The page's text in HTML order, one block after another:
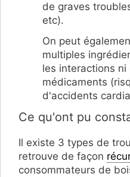
de graves
etc).
On peut
multiples
les interactions ni
médicaments
d'accidents
Ce qu'ont pu
Il existe 3 types de
retrouve de façon
consommateurs de